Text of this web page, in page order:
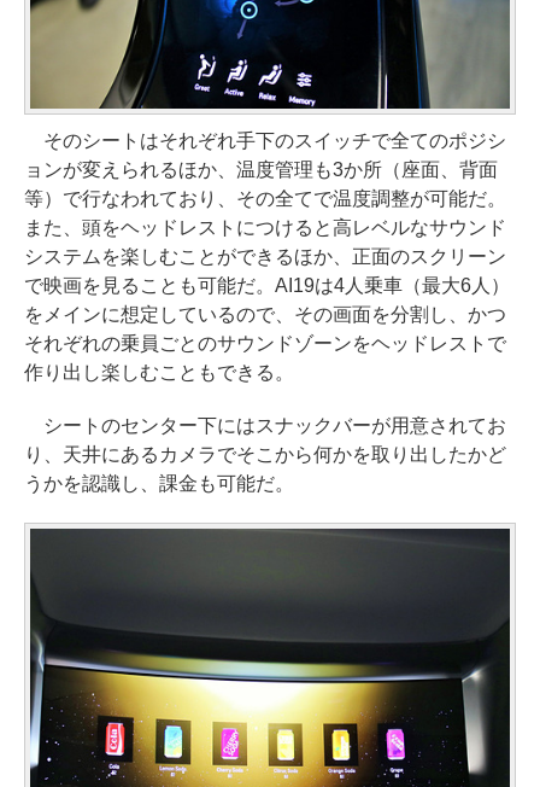
そのシートはそれぞれ手下のスイッチで全てのポジシ
ョンが変えられるほか、温度管理も3か所（座面、背面
等）で行なわれており、その全てで温度調整が可能だ。
また、頭をヘッドレストにつけると高レベルなサウンド
システムを楽しむことができるほか、正面のスクリーン
で映画を見ることも可能だ。AI19は4人乗車（最大6人）
をメインに想定しているので、その画面を分割し、かつ
それぞれの乗員ごとのサウンドゾーンをヘッドレストで
作り出し楽しむこともできる。
シートのセンター下にはスナックバーが用意されてお
り、天井にあるカメラでそこから何かを取り出したかど
うかを認識し、課金も可能だ。